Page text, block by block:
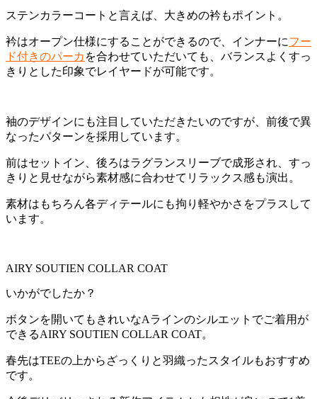
ステンカラーコートと言えば、大きめの衿もポイント。
衿はオープン仕様にすることができるので、インナーにフー
ド付きのパーカ を合わせていただいても、バランスよくすっ
きりとした印象でレイヤードが可能です。
袖のデザインにも注目していただきたいのですが、前後で異
なったパターンを採用しています。
前はセットイン、後ろはラグランスリーブで成形され、すっ
きりと見せながら素材感に合わせてリラックス感も演出。
素材はもちろん各ディテールにも拘り軽やかさをプラスして
います。
AIRY SOUTIEN COLLAR COAT
いかがでしたか？
ボタンを開いてもきれいなAラインのシルエットでご着用が
できるAIRY SOUTIEN COLLAR COAT。
春先はTEEの上からざっくりと羽織ったスタイルもおすすめ
です。